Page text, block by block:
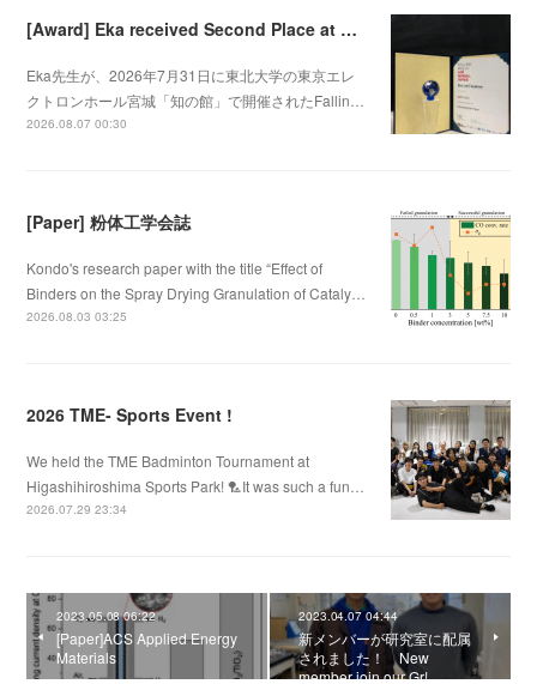
[Award] Eka received Second Place at Falling Walls Lab Sendai 2026
Eka先生が、2026年7月31日に東北大学の東京エレ
クトロンホール宮城「知の館」で開催されたFallin…
2026.08.07 00:30
[Paper] 粉体工学会誌
Kondo's research paper with the title “Effect of
Binders on the Spray Drying Granulation of Cataly…
2026.08.03 03:25
2026 TME- Sports Event !
We held the TME Badminton Tournament at
Higashihiroshima Sports Park! 🏸It was such a fun…
2026.07.29 23:34
2023.05.08 06:22
[Paper]ACS Applied Energy
Materials
2023.04.07 04:44
新メンバーが研究室に配属
されました！ New
member join our Gr!